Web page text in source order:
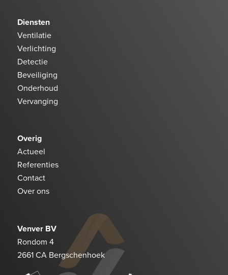
Diensten
Ventilatie
Verlichting
Detectie
Beveiliging
Onderhoud
Vervanging
Overig
Actueel
Referenties
Contact
Over ons
Venver BV
Rondom 4
2661 CA Bergschenhoek